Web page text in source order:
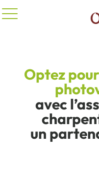
Optez
avec
un